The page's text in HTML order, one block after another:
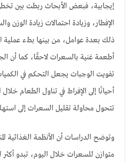
إيجابية، فبعض الأبحاث ربطت بين
الإفطار، وزيادة احتمالات زيادة الوزن
ذلك بعدة عوامل، من بينها بطء عملية
أطعمة غنية بالسعرات لاحقًا، كما أن
تفويت الوجبات يجعل التحكم في
أحيانًا إلى الإفراط في تناول الطعام
تتحول محاولة تقليل السعرات إلى
وتوضح الدراسات أن الأنظمة الغذائية
متوازن للسعرات خلال اليوم، تبدو أكثر